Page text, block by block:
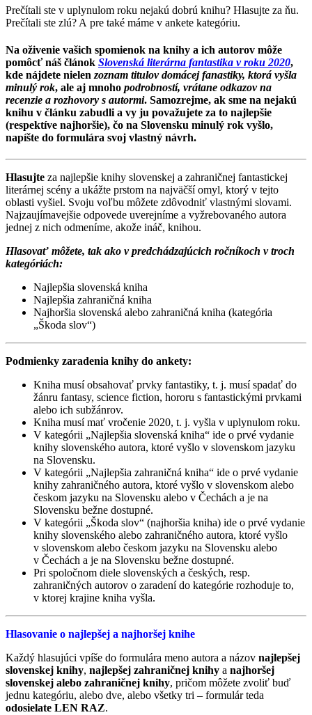
Prečítali ste v uplynulom roku nejakú dobrú knihu? Hlasujte za ňu.
Prečítali ste zlú? A pre také máme v ankete kategóriu.
Na oživenie vašich spomienok na knihy a ich autorov môže
pomôcť náš článok Slovenská literárna fantastika v roku 2020,
kde nájdete nielen zoznam titulov domácej fanastiky, ktorá vyšla
minulý rok, ale aj mnoho podrobností, vrátane odkazov na
recenzie a rozhovory s autormi. Samozrejme, ak sme na nejakú
knihu v článku zabudli a vy ju považujete za to najlepšie
(respektíve najhoršie), čo na Slovensku minulý rok vyšlo,
napíšte do formulára svoj vlastný návrh.
Hlasujte za najlepšie knihy slovenskej a zahraničnej fantastickej
literárnej scény a ukážte prstom na najväčší omyl, ktorý v tejto
oblasti vyšiel. Svoju voľbu môžete zdôvodniť vlastnými slovami.
Najzaujímavejšie odpovede uverejníme a vyžrebovaného autora
jednej z nich odmeníme, akože ináč, knihou.
Hlasovať môžete, tak ako v predchádzajúcich ročníkoch v troch
kategóriách:
Najlepšia slovenská kniha
Najlepšia zahraničná kniha
Najhoršia slovenská alebo zahraničná kniha (kategória
„Škoda slov“)
Podmienky zaradenia knihy do ankety:
Kniha musí obsahovať prvky fantastiky, t. j. musí spadať do
žánru fantasy, science fiction, hororu s fantastickými prvkami
alebo ich subžánrov.
Kniha musí mať vročenie 2020, t. j. vyšla v uplynulom roku.
V kategórii „Najlepšia slovenská kniha“ ide o prvé vydanie
knihy slovenského autora, ktoré vyšlo v slovenskom jazyku
na Slovensku.
V kategórii „Najlepšia zahraničná kniha“ ide o prvé vydanie
knihy zahraničného autora, ktoré vyšlo v slovenskom alebo
českom jazyku na Slovensku alebo v Čechách a je na
Slovensku bežne dostupné.
V kategórii „Škoda slov“ (najhoršia kniha) ide o prvé vydanie
knihy slovenského alebo zahraničného autora, ktoré vyšlo
v slovenskom alebo českom jazyku na Slovensku alebo
v Čechách a je na Slovensku bežne dostupné.
Pri spoločnom diele slovenských a českých, resp.
zahraničných autorov o zaradení do kategórie rozhoduje to,
v ktorej krajine kniha vyšla.
Hlasovanie o najlepšej a najhoršej knihe
Každý hlasujúci vpíše do formulára meno autora a názov najlepšej
slovenskej knihy, najlepšej zahraničnej knihy a najhoršej
slovenskej alebo zahraničnej knihy, pričom môžete zvoliť buď
jednu kategóriu, alebo dve, alebo všetky tri – formulár teda
odosielate LEN RAZ.